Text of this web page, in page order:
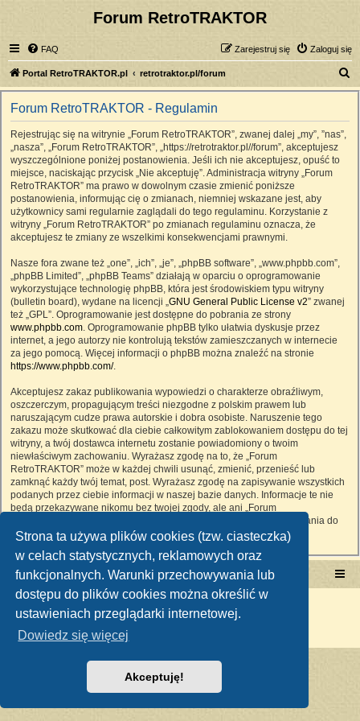
Strona ta używa plików cookies (tzw. ciasteczka)
w celach statystycznych, reklamowych oraz
funkcjonalnych. Warunki przechowywania lub
dostępu do plików cookies można określić w
ustawieniach przeglądarki internetowej.
Dowiedz się więcej
Akceptuję!
Forum RetroTRAKTOR
FAQ Zaloguj się
Zarejestruj się
Portal RetroTRAKTOR.pl retrotraktor.pl/forum
z
Forum RetroTRAKTOR - Regulamin
Rejestrując się na witrynie „Forum RetroTRAKTOR”, zwanej dalej „my”, ”nas”,
„nasza”, „Forum RetroTRAKTOR”, „https://retrotraktor.pl//forum”, akceptujesz
wyszczególnione poniżej postanowienia. Jeśli ich nie akceptujesz, opuść to
miejsce, naciskając przycisk „Nie akceptuję”. Administracja witryny „Forum
RetroTRAKTOR” ma prawo w dowolnym czasie zmienić poniższe
postanowienia, informując cię o zmianach, niemniej wskazane jest, aby
użytkownicy sami regularnie zaglądali do tego regulaminu. Korzystanie z
witryny „Forum RetroTRAKTOR” po zmianach regulaminu oznacza, że
akceptujesz te zmiany ze wszelkimi konsekwencjami prawnymi.
Nasze fora zwane też „one”, „ich”, „je”, „phpBB software”, „www.phpbb.com”,
„phpBB Limited”, „phpBB Teams” działają w oparciu o oprogramowanie
wykorzystujące technologię phpBB, która jest środowiskiem typu witryny
(bulletin board), wydane na licencji „GNU General Public License v2” zwanej
też „GPL”. Oprogramowanie jest dostępne do pobrania ze strony
www.phpbb.com. Oprogramowanie phpBB tylko ułatwia dyskusje przez
internet, a jego autorzy nie kontrolują tekstów zamieszczanych w internecie
za jego pomocą. Więcej informacji o phpBB można znaleźć na stronie
https://www.phpbb.com/.
Akceptujesz zakaz publikowania wypowiedzi o charakterze obraźliwym,
oszczerczym, propagującym treści niezgodne z polskim prawem lub
naruszającym cudze prawa autorskie i dobra osobiste. Naruszenie tego
zakazu może skutkować dla ciebie całkowitym zablokowaniem dostępu do tej
witryny, a twój dostawca internetu zostanie powiadomiony o twoim
niewłaściwym zachowaniu. Wyrażasz zgodę na to, że „Forum
RetroTRAKTOR” może w każdej chwili usunąć, zmienić, przenieść lub
zamknąć każdy twój temat, post. Wyrażasz zgodę na zapisywanie wszystkich
podanych przez ciebie informacji w naszej bazie danych. Informacje te nie
będą przekazywane nikomu bez twojej zgody, ale ani „Forum
RetroTRAKTOR”, ani phpBB nie ponosi odpowiedzialności za włamania do
witryny, podczas których może dojść do kradzieży danych.
Portal RetroTRAKTOR.pl retrotraktor.pl/forum
Technologię dostarcza
Polski pakiet językowy dostarczaphpBB.pl
Zasady ochrony danych osobowych